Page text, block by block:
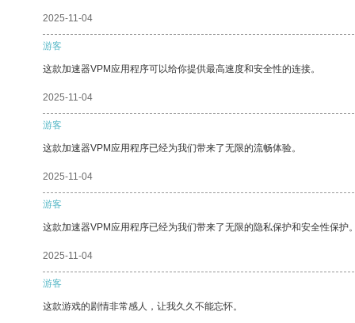
2025-11-04
游客
这款加速器VPM应用程序可以给你提供最高速度和安全性的连接。
2025-11-04
游客
这款加速器VPM应用程序已经为我们带来了无限的流畅体验。
2025-11-04
游客
这款加速器VPM应用程序已经为我们带来了无限的隐私保护和安全性保护
2025-11-04
游客
这款游戏的剧情非常感人，让我久久不能忘怀。